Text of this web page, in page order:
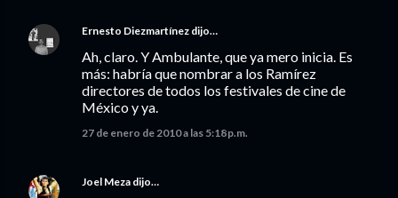
Ernesto Diezmartínez dijo…
Ah, claro. Y Ambulante, que ya mero inicia. Es
más: habría que nombrar a los Ramírez
directores de todos los festivales de cine de
México y ya.
27 de enero de 2010 a las 5:18 p.m.
Joel Meza dijo…